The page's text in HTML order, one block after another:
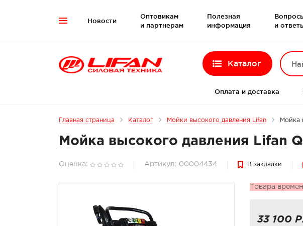
 Новости
Оптовикам
и партнерам
Полезная
информация
и
Каталог
Оплата и доставка
Главная страница Каталог Мойки высокого давления Lifan Мойка
Мойка высокого давления Lifan
Оценка: Артикул: 00004434 В закладки
Товара
33 100